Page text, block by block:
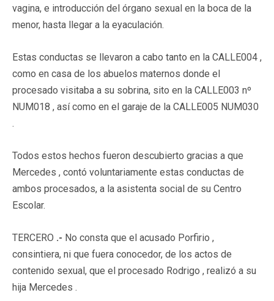
vagina, e introducción del órgano sexual en la boca de la
menor, hasta llegar a la eyaculación.
Estas conductas se llevaron a cabo tanto en la CALLE004 ,
como en casa de los abuelos maternos donde el
procesado visitaba a su sobrina, sito en la CALLE003 nº
NUM018 , así como en el garaje de la CALLE005 NUM030
.
Todos estos hechos fueron descubierto gracias a que
Mercedes , contó voluntariamente estas conductas de
ambos procesados, a la asistenta social de su Centro
Escolar.
TERCERO .- No consta que el acusado Porfirio ,
consintiera, ni que fuera conocedor, de los actos de
contenido sexual, que el procesado Rodrigo , realizó a su
hija Mercedes .